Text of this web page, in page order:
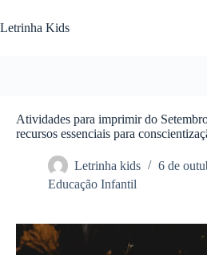
Letrinha Kids
Atividades para imprimir do
recursos essenciais para
Letrinha kids
6 de
Educação Infantil